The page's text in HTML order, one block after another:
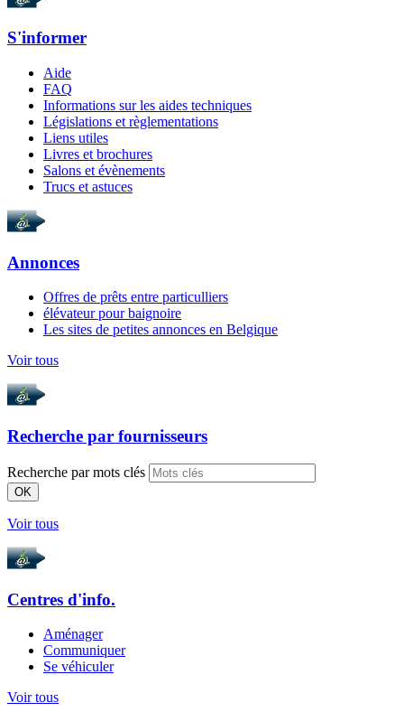
S'informer
Aide
FAQ
Informations sur les aides techniques
Législations et règlementations
Liens utiles
Livres et brochures
Salons et évènements
Trucs et astuces
Annonces
Offres de prêts entre particulliers
élévateur pour baignoire
Les sites de petites annonces en Belgique
Voir tous
Recherche par fournisseurs
Recherche par mots clés
OK
Voir tous
Centres d'info.
Aménager
Communiquer
Se véhiculer
Voir tous